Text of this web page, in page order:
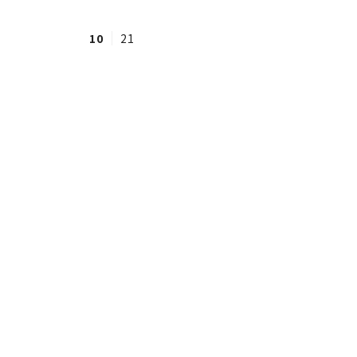
10 21